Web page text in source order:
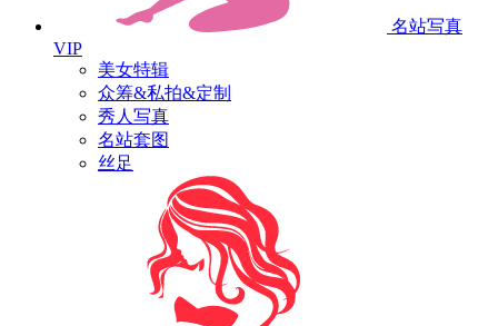
名站写真
VIP
美女特辑
众筹&私拍&定制
秀人写真
名站套图
丝足